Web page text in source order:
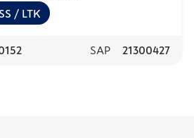
/ LTK
SAP 21300427